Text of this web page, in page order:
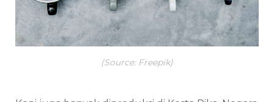
(Source: Freepik)